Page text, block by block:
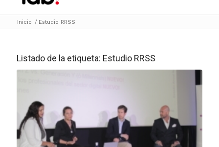
Inicio / Estudio RRSS
Listado de la etiqueta: Estudio RRSS